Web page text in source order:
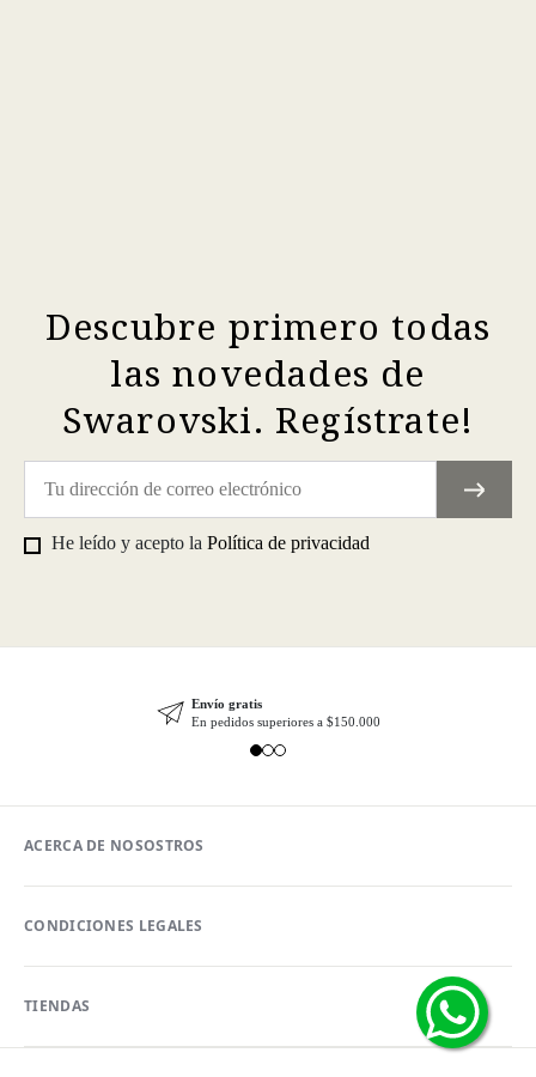
Descubre primero todas
las novedades de
Swarovski. Regístrate!
He leído y acepto la Política de privacidad
Envío gratis
En pedidos superiores a $150.000
ACERCA DE NOSOSTROS
CONDICIONES LEGALES
TIENDAS